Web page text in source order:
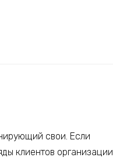
свои. Если
клиентов организации